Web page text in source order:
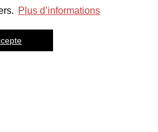
Plus d’informations